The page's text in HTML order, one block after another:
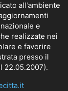
all'ambiente
e
realizzate nei
e favorire
presso il
22.05.2007).